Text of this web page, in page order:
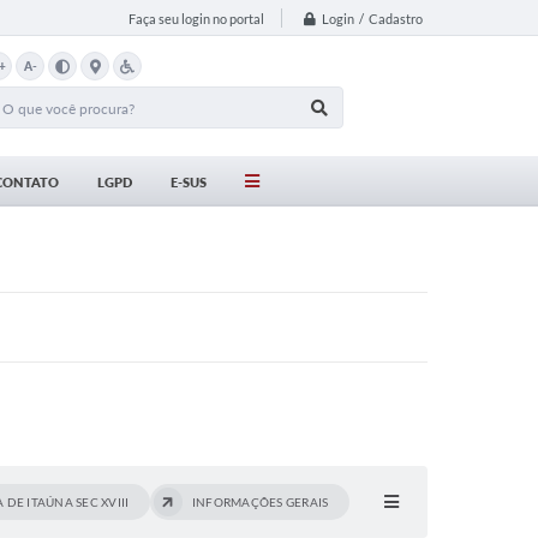
Faça seu login no portal Login / Cadastro
A-
LGPD E-SUS
DE ITAÚNA SEC XVIII INFORMAÇÕES GERAIS